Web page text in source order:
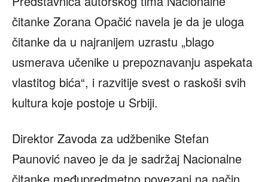
čitanke Zorana Opačić navela je da je uloga
čitanke da u najranijem uzrastu „blago
usmerava učenike u prepoznavanju aspekata
vlastitog bića“, i razvitije svest o raskoši svih
kultura koje postoje u Srbiji.
Direktor Zavoda za udžbenike Stefan
Paunović naveo je da je sadržaj Nacionalne